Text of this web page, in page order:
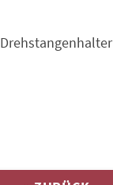
Drehstangenhalter